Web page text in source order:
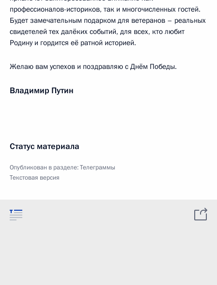
профессионалов-историков, так и многочисленных гостей.
Будет замечательным подарком для ветеранов – реальных
свидетелей тех далёких событий, для всех, кто любит
Родину и гордится её ратной историей.
Желаю вам успехов и поздравляю с Днём Победы.
Владимир Путин
Статус материала
Опубликован в разделе:Телеграммы
Текстовая версия